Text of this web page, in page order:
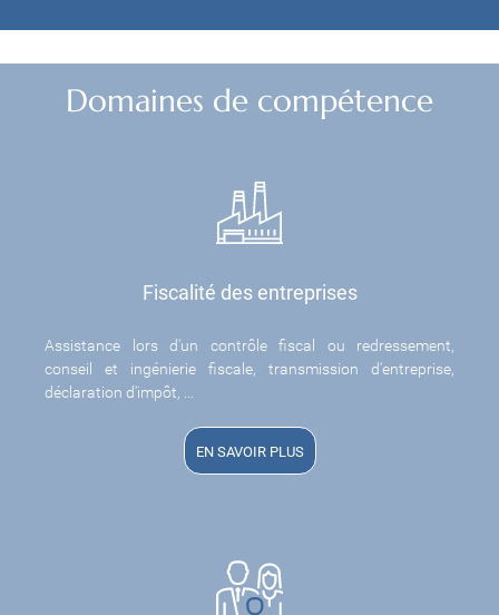
Domaines de compétence
Fiscalité des entreprises
Assistance lors d'un contrôle fiscal ou redressement,
conseil et ingénierie fiscale, transmission d'entreprise,
déclaration d'impôt, ...
EN SAVOIR PLUS